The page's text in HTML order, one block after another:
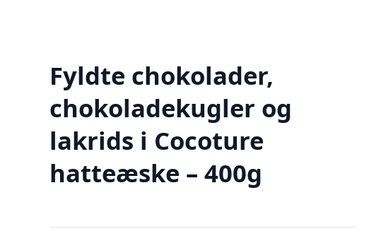
Fyldte chokolader,
chokoladekugler og
lakrids i Cocoture
hatteæske – 400g